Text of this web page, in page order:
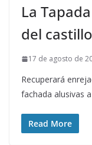
La
del castillo
17 de agosto de
Recuperará
fachada alusivas
Read More